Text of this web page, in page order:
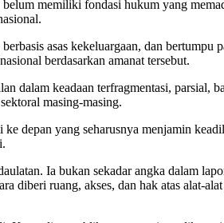
memiliki fondasi hukum yang
asas kekeluargaan, dan bertumpu
berdasarkan amanat tersebut.
keadaan terfragmentasi, parsial,
masing-masing.
depan yang seharusnya menjamin
Ia bukan sekadar angka dalam
diberi ruang, akses, dan hak atas alat-